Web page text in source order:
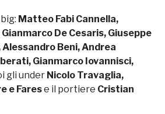
Matteo Fabi Cannella,
De Cesaris, Giuseppe
Alessandro Beni, Andrea
Gianmarco Iovannisci,
gli under Nicolo Travaglia,
e Farese il portiere Cristian